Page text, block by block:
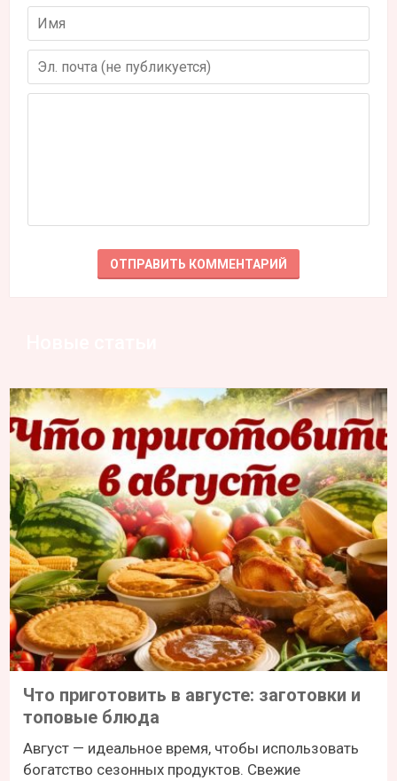
Что приготовить в августе: заготовки и
топовые блюда
Август — идеальное время, чтобы использовать
богатство сезонных продуктов. Свежие